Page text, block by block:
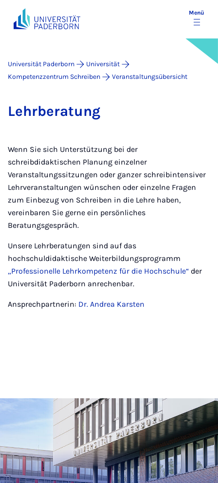
Menü
Universität Paderborn
Universität
Kompetenzzentrum Schreiben
Veranstaltungsübersicht
Lehr­be­ra­tung
Wenn Sie sich Unterstützung bei der
schreibdidaktischen Planung einzelner
Veranstaltungssitzungen oder ganzer schreibintensiver
Lehrveranstaltungen wünschen oder einzelne Fragen
zum Einbezug von Schreiben in die Lehre haben,
vereinbaren Sie gerne ein persönliches
Beratungsgespräch.
Unsere Lehrberatungen sind auf das
hochschuldidaktische Weiterbildungsprogramm
„Professionelle Lehrkompetenz für die Hochschule“ der
Universität Paderborn anrechenbar.
Ansprechpartnerin: Dr. Andrea Karsten